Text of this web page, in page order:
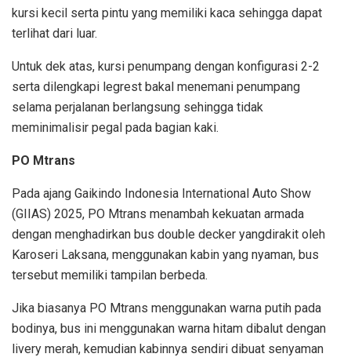
kursi kecil serta pintu yang memiliki kaca sehingga dapat
terlihat dari luar.
Untuk dek atas, kursi penumpang dengan konfigurasi 2-2
serta dilengkapi legrest bakal menemani penumpang
selama perjalanan berlangsung sehingga tidak
meminimalisir pegal pada bagian kaki.
PO Mtrans
Pada ajang Gaikindo Indonesia International Auto Show
(GIIAS) 2025, PO Mtrans menambah kekuatan armada
dengan menghadirkan bus double decker yangdirakit oleh
Karoseri Laksana, menggunakan kabin yang nyaman, bus
tersebut memiliki tampilan berbeda.
Jika biasanya PO Mtrans menggunakan warna putih pada
bodinya, bus ini menggunakan warna hitam dibalut dengan
livery merah, kemudian kabinnya sendiri dibuat senyaman